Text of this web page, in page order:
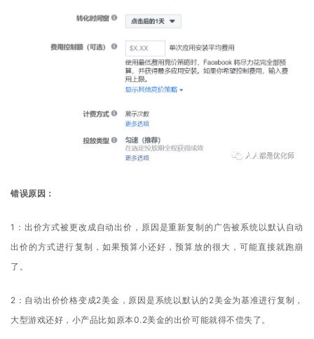
错误原因：
1：出价方式被更改成自动出价，原因是重新复制的广告被系统以默认自动
出价的方式进行复制，如果预算小还好，预算放的很大，可能直接就跑崩
了。
2：自动出价价格变成2美金，原因是系统以默认的2美金为基准进行复制，
大型游戏还好，小产品比如原本0.2美金的出价可能就得不偿失了。